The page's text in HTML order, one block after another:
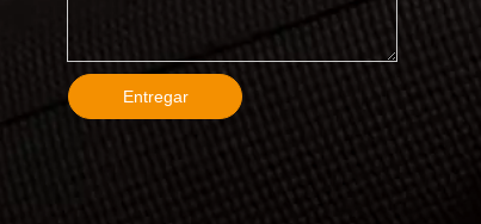
Entregar